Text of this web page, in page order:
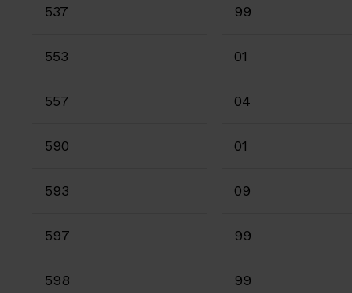
537 99
553 01
557 04
590 01
593 09
597 99
598 99